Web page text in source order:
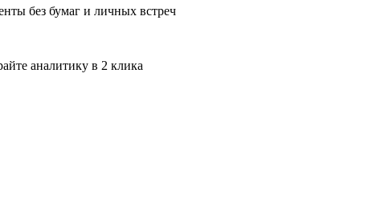
без бумаг и личных встреч
аналитику в 2 клика